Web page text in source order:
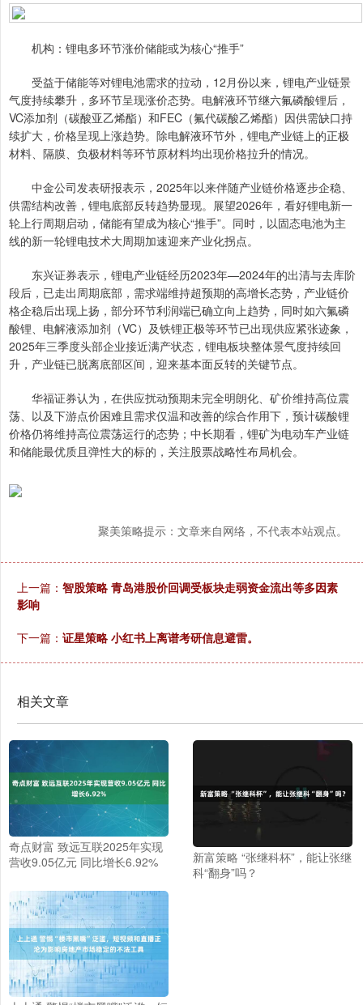
机构：锂电多环节涨价储能或为核心“推手”
受益于储能等对锂电池需求的拉动，12月份以来，锂电产业链景
气度持续攀升，多环节呈现涨价态势。电解液环节继六氟磷酸锂后，
VC添加剂（碳酸亚乙烯酯）和FEC（氟代碳酸乙烯酯）因供需缺口持
续扩大，价格呈现上涨趋势。除电解液环节外，锂电产业链上的正极
材料、隔膜、负极材料等环节原材料均出现价格拉升的情况。
中金公司发表研报表示，2025年以来伴随产业链价格逐步企稳、
供需结构改善，锂电底部反转趋势显现。展望2026年，看好锂电新一
轮上行周期启动，储能有望成为核心“推手”。同时，以固态电池为主
线的新一轮锂电技术大周期加速迎来产业化拐点。
东兴证券表示，锂电产业链经历2023年—2024年的出清与去库阶
段后，已走出周期底部，需求端维持超预期的高增长态势，产业链价
格企稳后出现上扬，部分环节利润端已确立向上趋势，同时如六氟磷
酸锂、电解液添加剂（VC）及铁锂正极等环节已出现供应紧张迹象，
2025年三季度头部企业接近满产状态，锂电板块整体景气度持续回
升，产业链已脱离底部区间，迎来基本面反转的关键节点。
华福证券认为，在供应扰动预期未完全明朗化、矿价维持高位震
荡、以及下游点价困难且需求仅温和改善的综合作用下，预计碳酸锂
价格仍将维持高位震荡运行的态势；中长期看，锂矿为电动车产业链
和储能最优质且弹性大的标的，关注股票战略性布局机会。
聚美策略提示：文章来自网络，不代表本站观点。
上一篇： 智股策略 青岛港股价回调受板块走弱资金流出等多因素
影响
下一篇： 证星策略 小红书上离谱考研信息避雷。
相关文章
奇点财富 致远互联2025年实现
营收9.05亿元 同比增长6.92%
新富策略 “张继科杯”，能让张继
科“翻身”吗？